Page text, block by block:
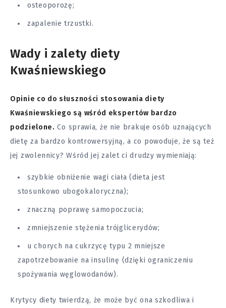
osteoporozę;
zapalenie trzustki.
Wady i zalety diety
Kwaśniewskiego
Opinie co do słuszności stosowania diety
Kwaśniewskiego są wśród ekspertów bardzo
podzielone. Co sprawia, że nie brakuje osób uznających
dietę za bardzo kontrowersyjną, a co powoduje, że są też
jej zwolennicy? Wśród jej zalet ci drudzy wymieniają:
szybkie obniżenie wagi ciała (dieta jest
stosunkowo ubogokaloryczna);
znaczną poprawę samopoczucia;
zmniejszenie stężenia trójglicerydów;
u chorych na cukrzycę typu 2 mniejsze
zapotrzebowanie na insulinę (dzięki ograniczeniu
spożywania węglowodanów).
Krytycy diety twierdzą, że może być ona szkodliwa i